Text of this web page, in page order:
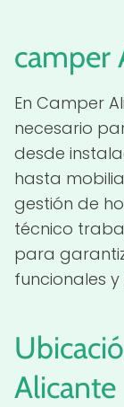
camper
En Camper
necesario
desde
hasta
gestión de
técnico
para
funcionales
Alicante